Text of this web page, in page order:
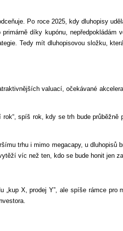
Po roce 2025, kdy dluhopisy
díky kupónu,
Tedy mít dluhopisovou složku,
valuací, očekávané
spíš rok, kdy se trh bude
trhu i mimo megacapy, u dluhopisů
víc než ten, kdo se bude honit jen
X, prodej Y”, ale spíše rámce